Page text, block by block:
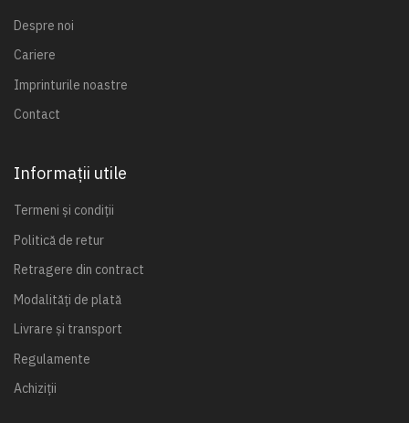
Despre noi
Cariere
Imprinturile noastre
Contact
Informații utile
Termeni și condiții
Politică de retur
Retragere din contract
Modalități de plată
Livrare și transport
Regulamente
Achiziții